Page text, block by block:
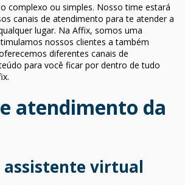
complexo ou simples. Nosso time estará
canais de atendimento para te atender a
lugar. Na Affix, somos uma
nossos clientes a também
diferentes canais de
para você ficar por dentro de tudo
atendimento da
assistente virtual